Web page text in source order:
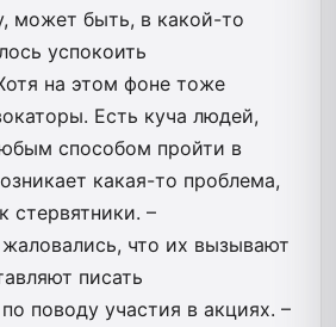
может быть, в какой-то
успокоить
на этом фоне тоже
Есть куча людей,
способом пройти в
какая-то проблема,
стервятники. –
что их вызывают
писать
поводу участия в акциях. –